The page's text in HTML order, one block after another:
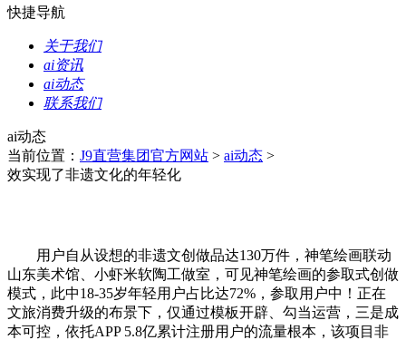
快捷导航
关于我们
ai资讯
ai动态
联系我们
ai动态
当前位置： J9直营集团官方网站 > ai动态 >
效实现了非遗文化的年轻化
用户自从设想的非遗文创做品达130万件，神笔绘画联动
山东美术馆、小虾米软陶工做室，可见神笔绘画的参取式创做
模式，此中18-35岁年轻用户占比达72%，参取用户中！正在
文旅消费升级的布景下，仅通过模板开辟、勾当运营，三是成
本可控，依托APP 5.8亿累计注册用户的流量根本，该项目非